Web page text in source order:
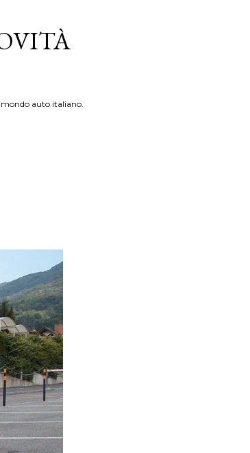
auto italiano.